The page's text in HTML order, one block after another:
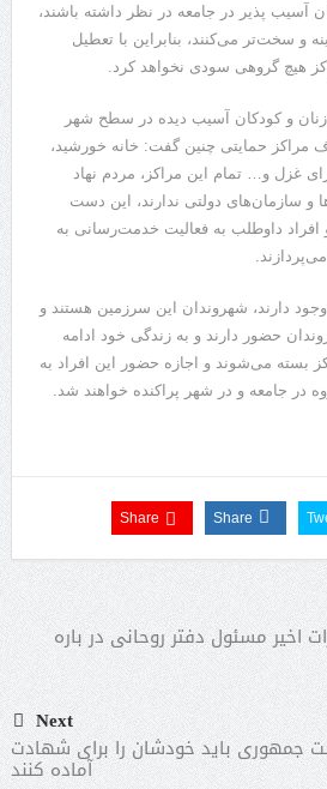
آسیب پذیر در جامعه در نظر داشته باشند،
و سخت‌تر می‌کنند، بنابراین با تعطیل
هیچ گروهی سودی نخواهد کرد.
و کودکان آسیب دیده در سطح شهر
مراکز حمایتی چنین گفت: خانه خورشید،
غزل و… تمام این مراکز، مردم نهاد
و سازمان‌های دولتی ندارند، این دست
افراد داوطلب به فعالیت خدمت‌رسانی به
دارند، شهروندان این سرزمین هستند و
حضور دارند و به زندگی خود ادامه
بسته می‌شوند و اجازه حضور این افراد به
در جامعه و در شهر پراکنده خواهند شد.
Share
Share
اخیر مسئول دفتر روحانی در باره
Next
جمهوری باید خودشان را برای شهادت
آماده کنند